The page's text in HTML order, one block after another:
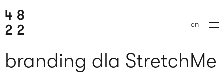
en
branding dla StretchMe